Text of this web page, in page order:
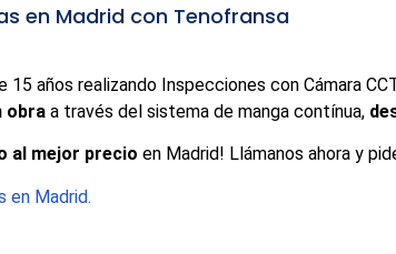
en Madrid con Tenofransa
15 años realizando Inspecciones con Cámara
obra a través del sistema de manga contínua,
al mejor precio en Madrid! Llámanos ahora y
en Madrid.